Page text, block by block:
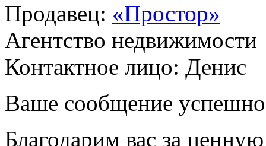
Продавец: «Простор»
Агентство недвижимости
Контактное лицо: Денис
Ваше сообщение успешно
Благодарим вас за